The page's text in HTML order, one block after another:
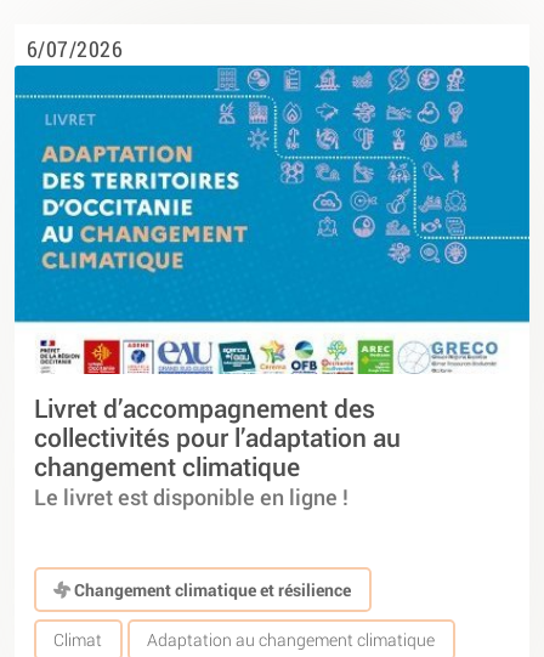
6/07/2026
Livret d’accompagnement des
collectivités pour l’adaptation au
changement climatique
Le livret est disponible en ligne !
Changement climatique et résilience
Climat Adaptation au changement climatique